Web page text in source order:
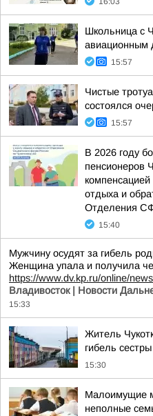
Школьница с
авиационным
15:57
Чистые
состоялся
15:57
В 2026 году
пенсионеров
отдыха и
Отделения
15:40
Мужчину осудят за гибель
Женщина упала и получила
https://www.dv.kp.ru/online/
Владивосток | Новости
15:33
Житель
гибель сестры
15:30
Малоимущие
неполные